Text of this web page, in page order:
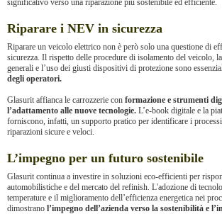
significativo verso una riparazione più sostenibile ed efficiente.
Riparare i NEV in sicurezza
Riparare un veicolo elettrico non è però solo una questione di
sicurezza. Il rispetto delle procedure di isolamento del veicolo,
generali e l’uso dei giusti dispositivi di protezione sono
degli operatori.
Glasurit affianca le carrozzerie con formazione e strumenti
l’adattamento alle nuove tecnologie. L’e-book digitale e la
forniscono, infatti, un supporto pratico per identificare i
riparazioni sicure e veloci.
L’impegno per un futuro sostenibile
Glasurit continua a investire in soluzioni eco-efficienti per
automobilistiche e del mercato del refinish. L'adozione di
temperature e il miglioramento dell’efficienza energetica nei
dimostrano l’impegno dell’azienda verso la sostenibilità e